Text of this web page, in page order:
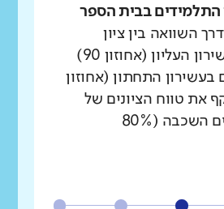
התלמידים בבית הספר
השוואה בין ציון
התלמידים בעשירון העליון (אחוזון 90)
בעשירון התחתון (אחוזון
את טווח הציונים של
מרבית תלמידים השכבה (80%